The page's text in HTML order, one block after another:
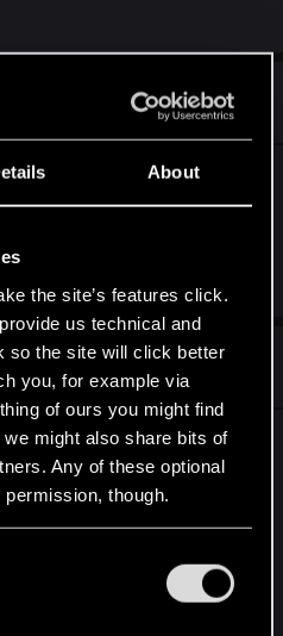
About
the site’s features click.
us technical and
so the site will click better
you, for example via
of ours you might find
might also share bits of
Any of these optional
though.
regarding them in the
Oct 6, 2014
z udziałem